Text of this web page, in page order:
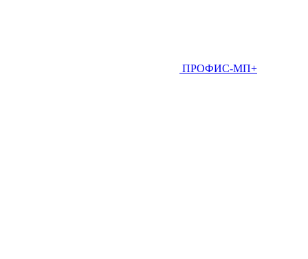
ПРОФИС-МП+